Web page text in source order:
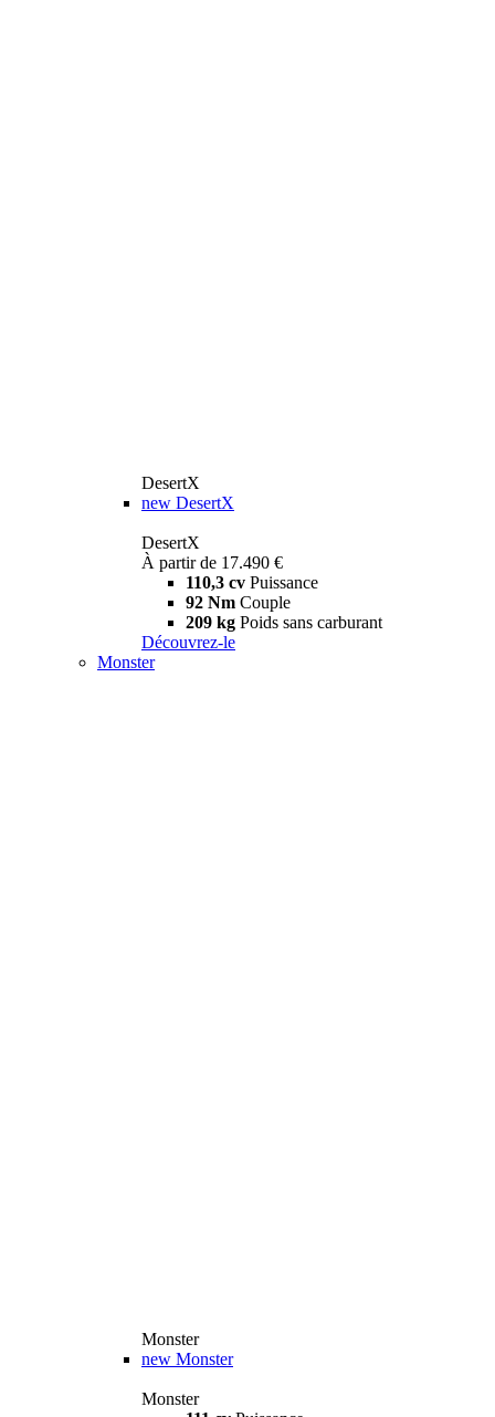
DesertX
new DesertX
DesertX
À partir de 17.490 €
110,3 cv Puissance
92 Nm Couple
209 kg Poids sans carburant
Découvrez-le
Monster
Monster
new Monster
Monster